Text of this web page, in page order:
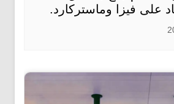
على فيزا وماستركارد.